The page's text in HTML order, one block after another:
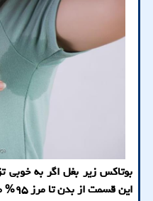
بوتاکس زیر بغل اگر به
این قسمت از بدن تا مرز ۹۵% موثر است.